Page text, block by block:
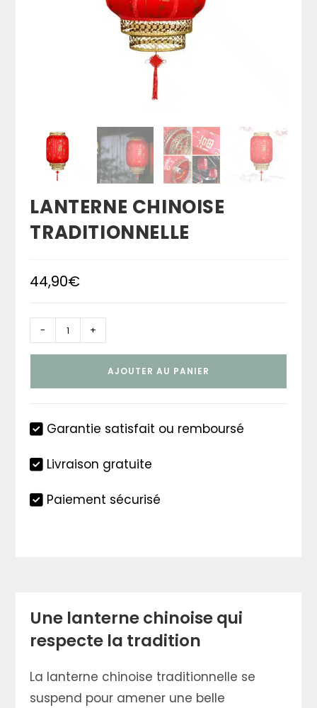
LANTERNE CHINOISE
TRADITIONNELLE
44,90€
quantité
de
- +
AJOUTER AU PANIER
Garantie satisfait ou remboursé
Livraison gratuite
Paiement sécurisé
Une lanterne chinoise qui
respecte la tradition
La lanterne chinoise traditionnelle se
suspend pour amener une belle